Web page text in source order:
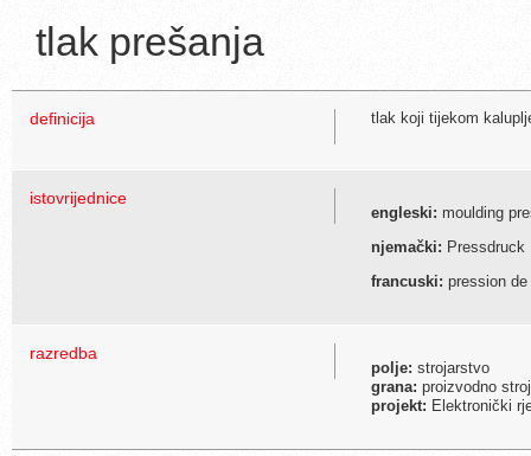
tlak prešanja
definicija tlak koji tijekom
istovrijednice
engleski: moulding
njemački: Pressdruck
francuski: pression
razredba
polje: strojarstvo
grana: proizvodno
projekt: Elektronički